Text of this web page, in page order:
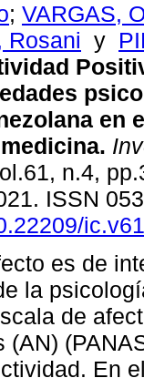
; VARGAS,
Rosani y
en
n.4,
ISSN
es de
la
de
(AN)
En